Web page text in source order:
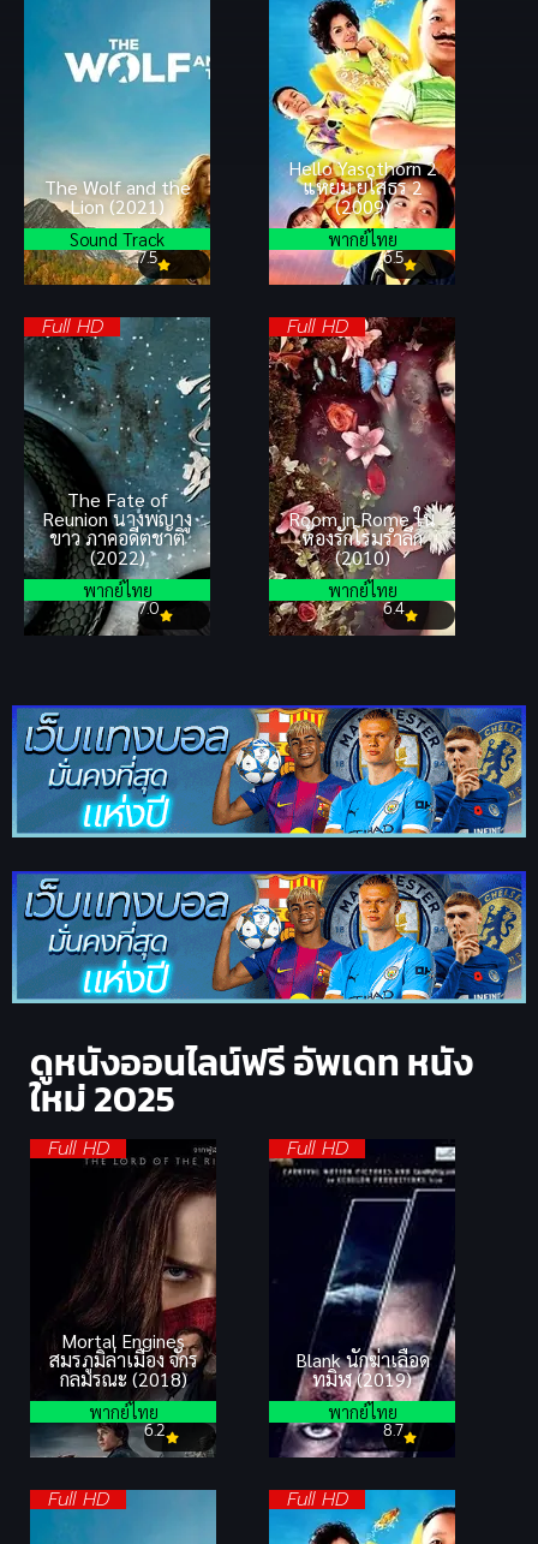
The Wolf and the
Lion (2021)
7.5
Sound Track
Hello Yasothorn 2
แหยม ยโสธร 2
(2009)
6.5
พากย์ไทย
Full HD
The Fate of
Reunion นางพญางู
ขาว ภาคอดีตชาติ
(2022)
7.0
พากย์ไทย
Full HD
Room in Rome ใน
ห้องรักโรมรำลึก
(2010)
6.4
พากย์ไทย
ดูหนังออนไลน์ฟรี อัพเดท หนัง
ใหม่ 2025
Full HD
Mortal Engines
สมรภูมิล่าเมือง จักร
กลมรณะ (2018)
6.2
พากย์ไทย
Full HD
Blank นักฆ่าเลือด
ทมิฬ (2019)
8.7
พากย์ไทย
Full HD Full HD